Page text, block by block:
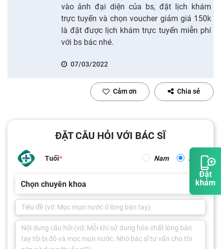
Đặt
khám
vào ảnh đại diện của bs, đặt lịch khám
trực tuyến và chọn voucher giảm giá 150k
là đặt được lịch khám trực tuyến miễn phí
với bs bác nhé.
07/03/2022
Cảm ơn Chia sẻ
ĐẶT CÂU HỎI VỚI BÁC SĨ
Tuổi Nam Nữ
Chọn chuyên khoa